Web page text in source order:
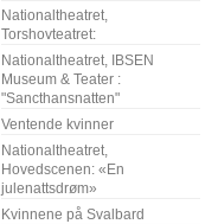
Nationaltheatret,
Torshovteatret:
Nationaltheatret, IBSEN
Museum & Teater :
"Sancthansnatten"
Ventende kvinner
Nationaltheatret,
Hovedscenen: «En
julenattsdrøm»
Kvinnene på Svalbard